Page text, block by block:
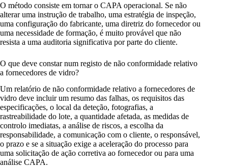
O método consiste em tornar o CAPA operacional. Se não
alterar uma instrução de trabalho, uma estratégia de inspeção,
uma configuração do fabricante, uma diretriz do fornecedor ou
uma necessidade de formação, é muito provável que não
resista a uma auditoria significativa por parte do cliente.
O que deve constar num registo de não conformidade relativo
a fornecedores de vidro?
Um relatório de não conformidade relativo a fornecedores de
vidro deve incluir um resumo das falhas, os requisitos das
especificações, o local da deteção, fotografias, a
rastreabilidade do lote, a quantidade afetada, as medidas de
controlo imediatas, a análise de riscos, a escolha da
responsabilidade, a comunicação com o cliente, o responsável,
o prazo e se a situação exige a aceleração do processo para
uma solicitação de ação corretiva ao fornecedor ou para uma
análise CAPA.